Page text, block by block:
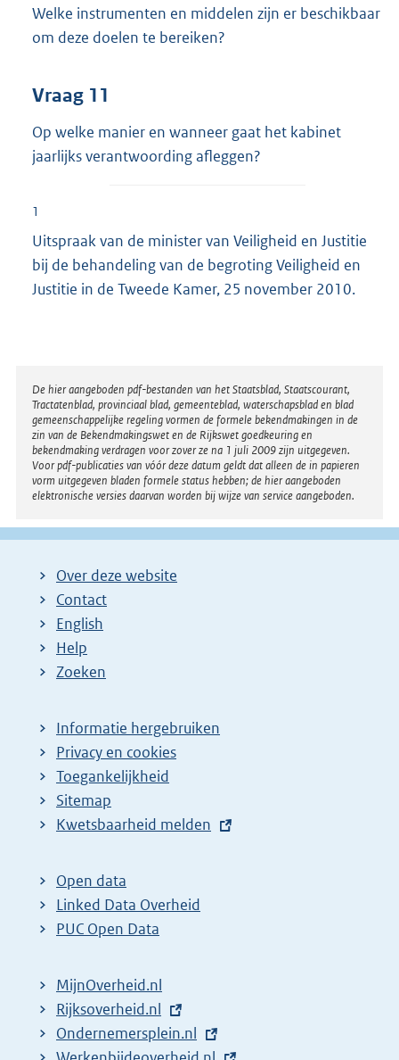
Welke instrumenten en middelen zijn er beschikbaar
om deze doelen te bereiken?
Vraag 11
Op welke manier en wanneer gaat het kabinet
jaarlijks verantwoording afleggen?
1
Uitspraak van de minister van Veiligheid en Justitie
bij de behandeling van de begroting Veiligheid en
Justitie in de Tweede Kamer, 25 november 2010.
Disclaimer
De hier aangeboden pdf-bestanden van het Staatsblad, Staatscourant,
Tractatenblad, provinciaal blad, gemeenteblad, waterschapsblad en blad
gemeenschappelijke regeling vormen de formele bekendmakingen in de
zin van de Bekendmakingswet en de Rijkswet goedkeuring en
bekendmaking verdragen voor zover ze na 1 juli 2009 zijn uitgegeven.
Voor pdf-publicaties van vóór deze datum geldt dat alleen de in papieren
vorm uitgegeven bladen formele status hebben; de hier aangeboden
elektronische versies daarvan worden bij wijze van service aangeboden.
Over deze website
Contact
English
Help
Zoeken
Informatie hergebruiken
Privacy en cookies
Toegankelijkheid
Sitemap
E
t
e
r
l
i
n
Kwetsbaarheid melden
Open data
Linked Data Overheid
PUC Open Data
MijnOverheid.nl
E
x
Rijksoverheid.nl
E
Ondernemersplein.nl